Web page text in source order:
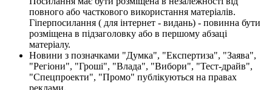
повного або часткового використання матеріалів.
Гіперпосилання ( для інтернет - видань) - повинна бути
розміщена в підзаголовку або в першому абзаці
матеріалу.
Новини з позначками "Думка", "Експертиза", "Заява",
"Регіони", "Гроші", "Влада", "Вибори", "Тест-драйв",
"Спецпроекти", "Промо" публікуються на правах
реклами.